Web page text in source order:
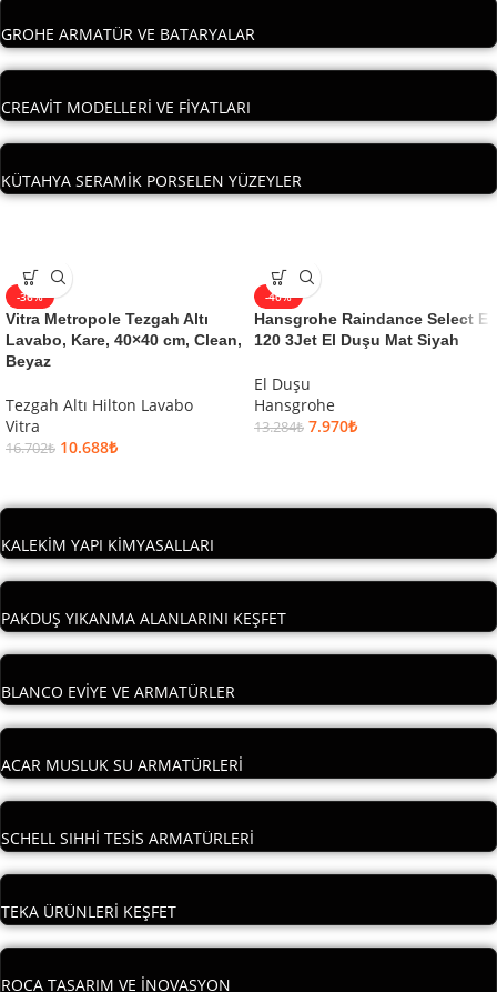
GROHE ARMATÜR VE BATARYALAR
CREAVİT MODELLERİ VE FİYATLARI
KÜTAHYA SERAMİK PORSELEN YÜZEYLER
-36%
Vitra Metropole Tezgah Altı
Lavabo, Kare, 40×40 cm, Clean,
Beyaz
Tezgah Altı Hilton Lavabo
Vitra
16.702₺ 10.688₺
-40%
Hansgrohe Raindance Select E
120 3Jet El Duşu Mat Siyah
El Duşu
Hansgrohe
13.284₺ 7.970₺
KALEKİM YAPI KİMYASALLARI
PAKDUŞ YIKANMA ALANLARINI KEŞFET
BLANCO EVİYE VE ARMATÜRLER
ACAR MUSLUK SU ARMATÜRLERİ
SCHELL SIHHİ TESİS ARMATÜRLERİ
TEKA ÜRÜNLERİ KEŞFET
ROCA TASARIM VE İNOVASYON